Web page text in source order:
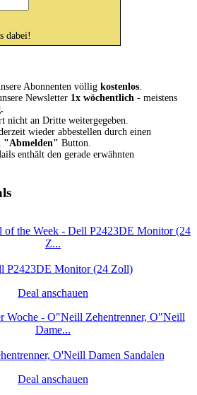
dabei!
Abonnenten völlig kostenlos
Newsletter 1x wöchentlich - meistens
nicht an Dritte weitergegeben.
wieder abbestellen durch einen
"Abmelden" Button.
enthält den gerade erwähnten
of the Week - Dell P2423DE Monitor (24
Z...
Deal anschauen
Woche - O"Neill Zehentrenner, O"Neill
Dame...
Deal anschauen